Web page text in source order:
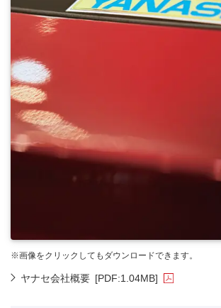
※画像をクリックしてもダウンロードできます。
ヤナセ会社概要 [PDF:1.04MB]